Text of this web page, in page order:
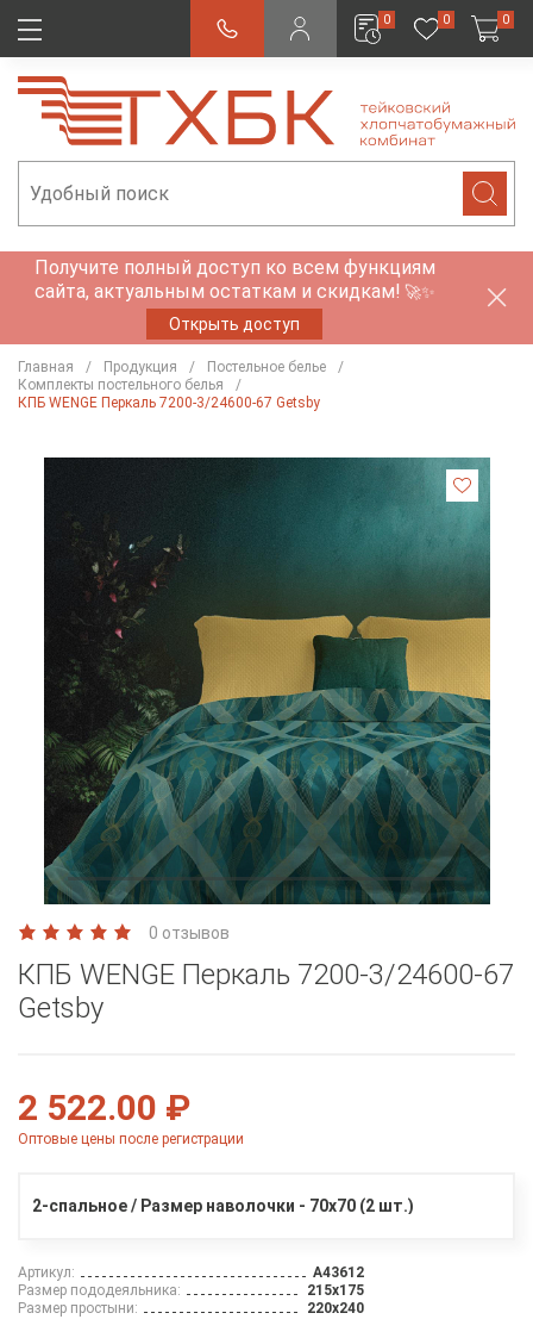
0 0 0
Получите полный доступ ко всем функциям
сайта, актуальным остаткам и скидкам! 🚀✨
Открыть доступ
Главная Продукция
Постельное белье
Комплекты постельного белья
КПБ WENGE Перкаль 7200-3/24600-67 Getsby
0 отзывов
КПБ WENGE Перкаль 7200-3/24600-67
Getsby
2 522.00 ₽
Оптовые цены после регистрации
2-спальное / Размер наволочки - 70х70 (2 шт.)
Артикул:
A43612
Размер пододеяльника:
215х175
Размер простыни:
220х240